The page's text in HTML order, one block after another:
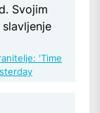
Svojim
'Time